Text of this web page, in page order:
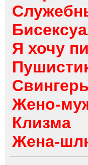
Я хочу
Жено-
Клизма
Жена-